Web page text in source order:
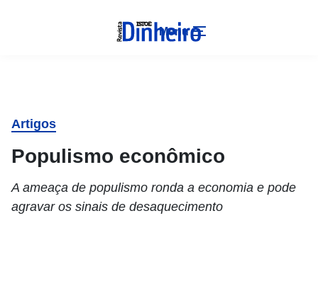
Menu
Artigos
Populismo econômico
A ameaça de populismo ronda a economia e pode
agravar os sinais de desaquecimento